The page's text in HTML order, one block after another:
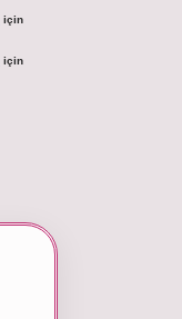
için
için